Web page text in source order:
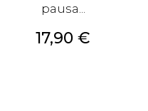
pausa...
Prezzo
17,90 €